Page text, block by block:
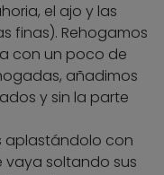
el ajo y las
finas). Rehogamos
con un poco de
añadimos
y sin la parte
aplastándolo con
soltando sus